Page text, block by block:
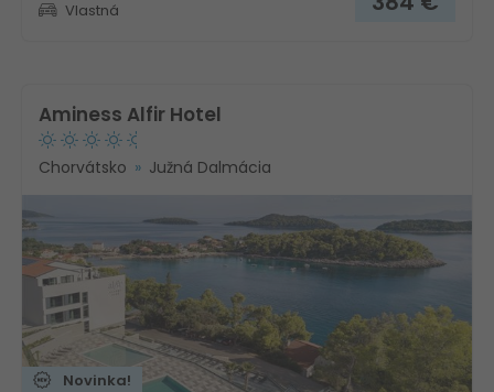
Vlastná
Aminess Alfir Hotel
Chorvátsko Južná Dalmácia
Novinka!